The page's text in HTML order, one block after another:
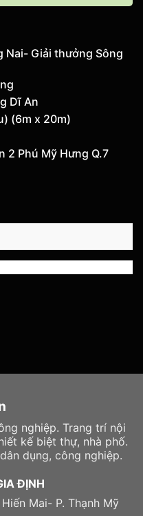
Nai- Giải thưởng Sông
Dĩ An
(6m x 20m)
2 Phú Mỹ Hưng Q.7
nghiệp. Trang trí nội
kế biệt thự, nhà phố.
dụng, công nghiệp.
ĐỊNH
Mai- P. Thạnh Mỹ